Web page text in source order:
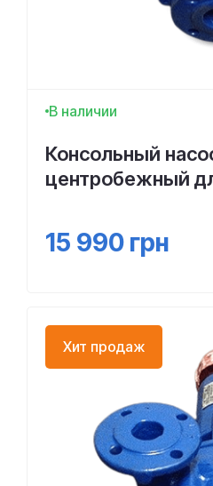
В наличии
Консольный
центробежный
15 990 грн
Хит продаж